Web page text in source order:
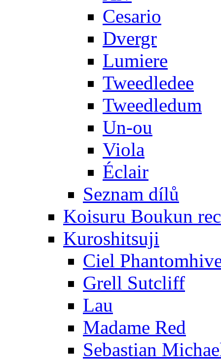
Cesario
Dvergr
Lumiere
Tweedledee
Tweedledum
Un-ou
Viola
Éclair
Seznam dílů
Koisuru Boukun
Kuroshitsuji
Ciel
Grell Sutcliff
Lau
Madame Red
Sebastian